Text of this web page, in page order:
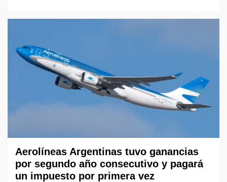
Aerolíneas Argentinas tuvo ganancias
por segundo año consecutivo y pagará
un impuesto por primera vez